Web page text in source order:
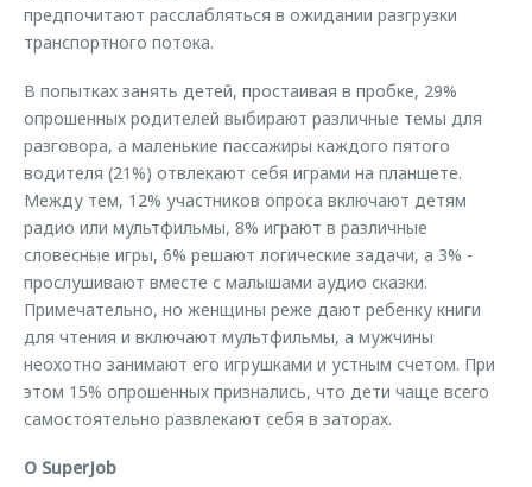
предпочитают расслабляться в ожидании разгрузки
транспортного потока.
В попытках занять детей, простаивая в пробке, 29%
опрошенных родителей выбирают различные темы для
разговора, а маленькие пассажиры каждого пятого
водителя (21%) отвлекают себя играми на планшете.
Между тем, 12% участников опроса включают детям
радио или мультфильмы, 8% играют в различные
словесные игры, 6% решают логические задачи, а 3% -
прослушивают вместе с малышами аудио сказки.
Примечательно, но женщины реже дают ребенку книги
для чтения и включают мультфильмы, а мужчины
неохотно занимают его игрушками и устным счетом. При
этом 15% опрошенных признались, что дети чаще всего
самостоятельно развлекают себя в заторах.
О SuperJob